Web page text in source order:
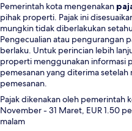
Pemerintah kota mengenakan
pihak properti. Pajak ini
mungkin tidak diberlakukan
Pengecualian atau pengurangan
berlaku. Untuk perincian lebih
properti menggunakan informasi
pemesanan yang diterima setelah
pemesanan.
Pajak dikenakan oleh pemerintah
November - 31 Maret, EUR 1.50
malam